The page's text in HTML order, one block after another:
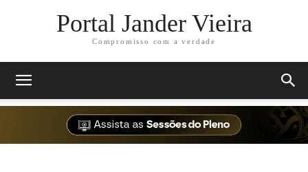
Portal Jander Vieira
Compromisso com a verdade